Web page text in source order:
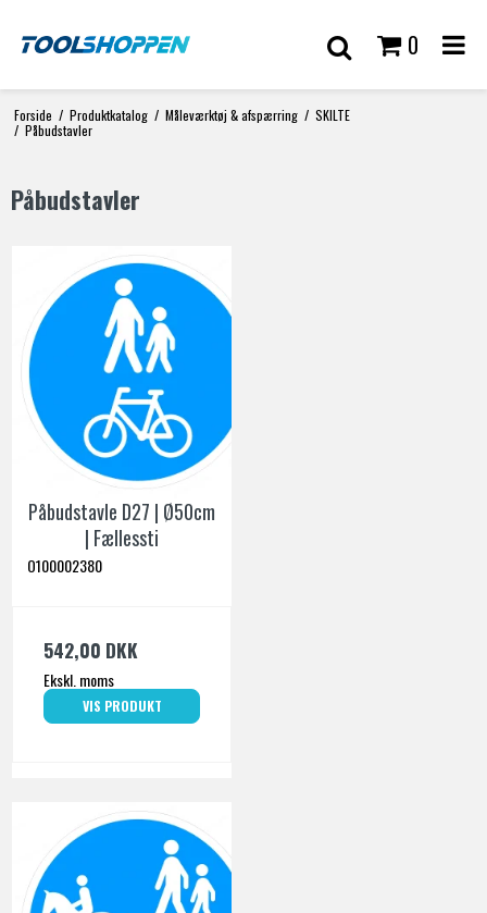
0
Forside / Produktkatalog / Måleværktøj & afspærring / SKILTE
/ Påbudstavler
Påbudstavler
Påbudstavle D27 | Ø50cm
| Fællessti
O100002380
542,00 DKK
Ekskl. moms
VIS PRODUKT